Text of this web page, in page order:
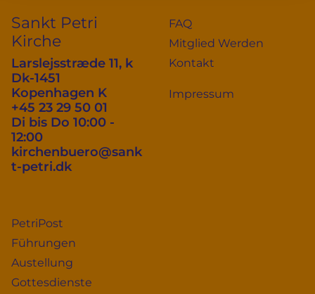
Sankt Petri
Kirche
Larslejsstræde 11, k
Dk-1451
Kopenhagen K
+45 23 29 50 01
Di bis Do 10:00 -
12:00
kirchenbuero@sank
t-petri.dk
FAQ
Mitglied Werden
Kontakt
Impressum
PetriPost
Führungen
Austellung
Gottesdienste